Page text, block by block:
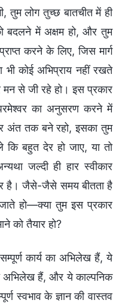
लोग तुच्छ बातचीत में ही
बदलने में अक्षम हो, और तुम
करने के लिए, जिस मार्ग
कोई अभिप्राय नहीं रखते
से जी रहे हो। इस प्रकार
का अनुसरण करने में
अंत तक बने रहो, इसका तुम
कि बहुत देर हो जाए, या तो
जल्दी ही हार स्वीकार
है। जैसे-जैसे समय बीतता है
हो—क्या तुम इस प्रकार
को तैयार हो?
कार्य का अभिलेख हैं, ये
का अभिलेख हैं, और ये काल्पनिक
स्वभाव के ज्ञान की वास्तव